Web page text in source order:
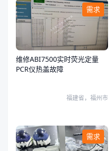
需求
维修ABI7500实时荧光定量
PCR仪热盖故障
福建省，福州市
需求